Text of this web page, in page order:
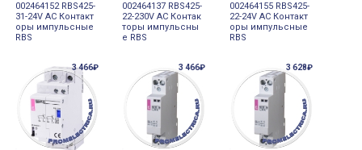
002464152 RBS425-
31-24V AC Контакт
оры импульсные
RBS
002464137 RBS425-
22-230V AC Контак
торы импульсны
е RBS
002464155 RBS425-
22-24V AC Контакт
оры импульсные
RBS
3 466₽ 3 466₽ 3 628₽